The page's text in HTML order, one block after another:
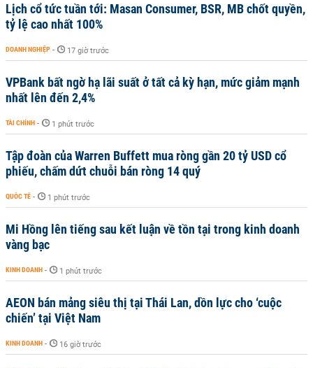
Lịch cổ tức tuần tới: Masan Consumer, BSR, MB chốt quyền,
tỷ lệ cao nhất 100%
DOANH NGHIỆP - 17 giờ trước
VPBank bất ngờ hạ lãi suất ở tất cả kỳ hạn, mức giảm mạnh
nhất lên đến 2,4%
TÀI CHÍNH - 1 phút trước
Tập đoàn của Warren Buffett mua ròng gần 20 tỷ USD cổ
phiếu, chấm dứt chuỗi bán ròng 14 quý
QUỐC TẾ - 1 phút trước
Mi Hồng lên tiếng sau kết luận về tồn tại trong kinh doanh
vàng bạc
KINH DOANH - 1 phút trước
AEON bán mảng siêu thị tại Thái Lan, dồn lực cho ‘cuộc
chiến’ tại Việt Nam
KINH DOANH - 16 giờ trước